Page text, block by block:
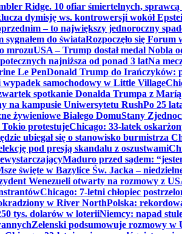
Ridge. 10 ofiar śmiertelnych, sprawcą
dymisję ws. kontrowersji wokół
– to największy jednoroczny
do świataRozpoczęło się
mrozuUSA – Trump dostał medal Nobla
najniższa od ponad 3 latNa
Le PenDonald Trump do Irańczyków:
samochodowy w Little Village
spotkanie Donalda Trumpa z
na kampusie Uniwersytetu RushPo 25
żywieniowe Białego DomuStany
protestujeChicago: 33-latek
ubiegał się o stanowisko burmistrza
pod presją skandalu z oszustwami
Maduro przed sądem:
święte w Bazylice Św. Jacka –
Wenezueli otwarty na rozmowy z
Chicago: 7-letni chłopiec
w River NorthPolska:
tys. dolarów w loteriiNiemcy: napad
Zełenski podsumowuje rozmowy w